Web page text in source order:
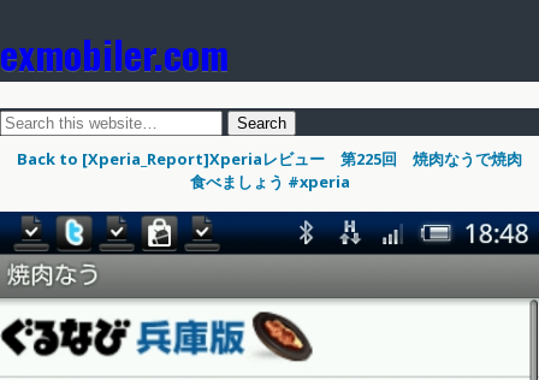
exmobiler.com
Back to [Xperia_Report]Xperiaレビュー 第225回 焼肉なうで焼肉
食べましょう #xperia